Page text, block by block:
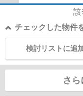
該
チェックした物件
検討リストに追
さ